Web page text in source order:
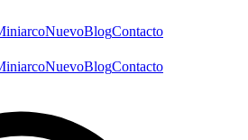
NuevoBlogContacto
NuevoBlogContacto